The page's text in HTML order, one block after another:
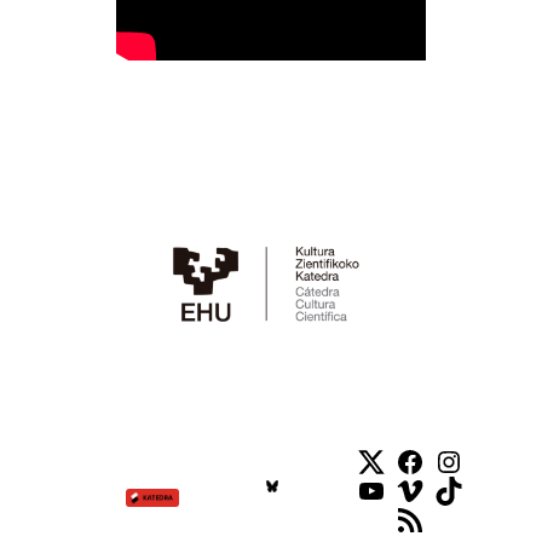
Twitter
Facebook
YouTube
VimeoTikTok
RSS Feed